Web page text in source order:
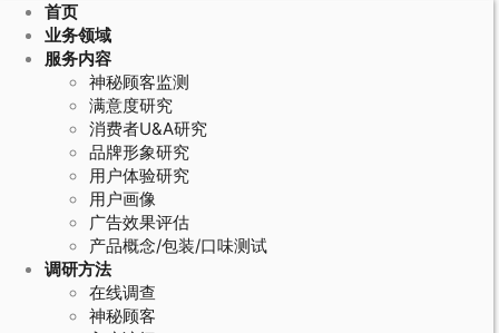
首页
业务领域
服务内容
神秘顾客监测
满意度研究
消费者U&A研究
品牌形象研究
用户体验研究
用户画像
广告效果评估
产品概念/包装/口味测试
调研方法
在线调查
神秘顾客